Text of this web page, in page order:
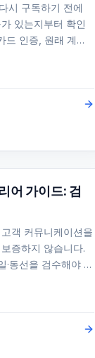
시 구독하기 전에
있는지부터 확인
인증, 원래 계정,
어 가이드: 검
객 커뮤니케이션을
증하지 않습니다.
·동선을 검수해야 합